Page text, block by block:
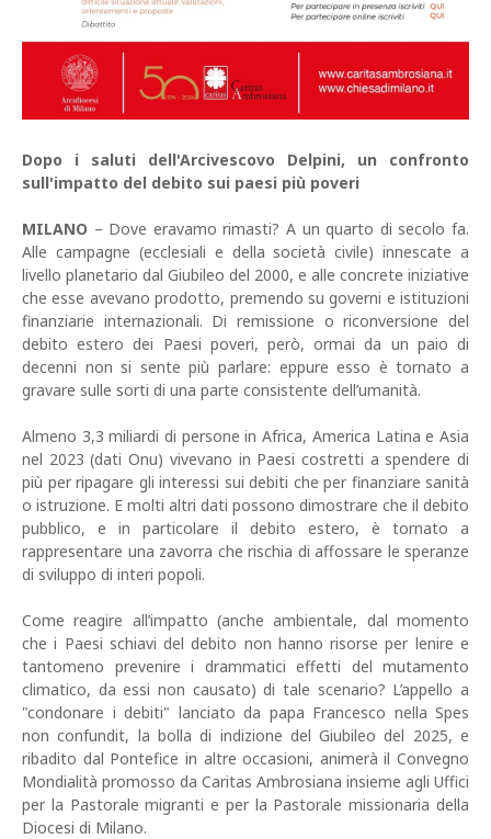
Dopo i saluti dell'Arcivescovo Delpini, un confronto
sull'impatto del debito sui paesi più poveri
MILANO – Dove eravamo rimasti? A un quarto di secolo fa.
Alle campagne (ecclesiali e della società civile) innescate a
livello planetario dal Giubileo del 2000, e alle concrete iniziative
che esse avevano prodotto, premendo su governi e istituzioni
finanziarie internazionali. Di remissione o riconversione del
debito estero dei Paesi poveri, però, ormai da un paio di
decenni non si sente più parlare: eppure esso è tornato a
gravare sulle sorti di una parte consistente dell’umanità.
Almeno 3,3 miliardi di persone in Africa, America Latina e Asia
nel 2023 (dati Onu) vivevano in Paesi costretti a spendere di
più per ripagare gli interessi sui debiti che per finanziare sanità
o istruzione. E molti altri dati possono dimostrare che il debito
pubblico, e in particolare il debito estero, è tornato a
rappresentare una zavorra che rischia di affossare le speranze
di sviluppo di interi popoli.
Come reagire all’impatto (anche ambientale, dal momento
che i Paesi schiavi del debito non hanno risorse per lenire e
tantomeno prevenire i drammatici effetti del mutamento
climatico, da essi non causato) di tale scenario? L’appello a
"condonare i debiti" lanciato da papa Francesco nella Spes
non confundit, la bolla di indizione del Giubileo del 2025, e
ribadito dal Pontefice in altre occasioni, animerà il Convegno
Mondialità promosso da Caritas Ambrosiana insieme agli Uffici
per la Pastorale migranti e per la Pastorale missionaria della
Diocesi di Milano.